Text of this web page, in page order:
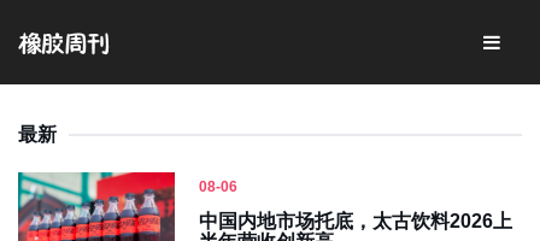
最新
08-06
中国内地市场托底，太古饮料2026上